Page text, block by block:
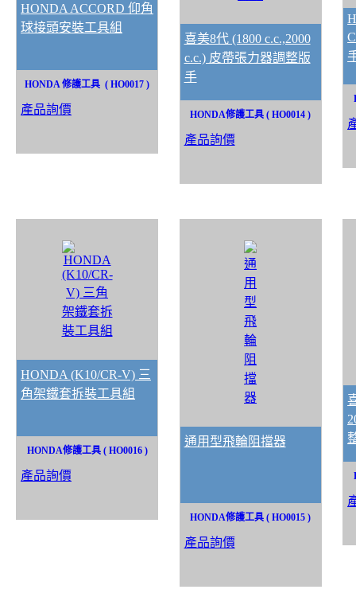
HONDA ACCORD 仰角
球接頭安裝工具組
HONDA 修護工具 ( HO0017 )
產品詢價
喜美8代 (1800 c.c.,2000
c.c.) 皮帶張力器調整版
手
HONDA修護工具 ( HO0014 )
產品詢價
HONDA (K10/CR-V) 三
角架鐵套拆裝工具組
HONDA修護工具 ( HO0016 )
產品詢價
通用型飛輪阻擋器
HONDA修護工具 ( HO0015 )
產品詢價